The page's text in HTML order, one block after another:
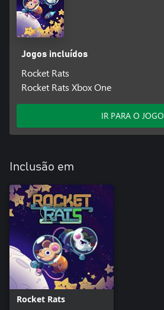
Jogos incluídos
Rocket Rats
Rocket Rats Xbox One
IR PARA O JOGO
Inclusão em
Rocket Rats